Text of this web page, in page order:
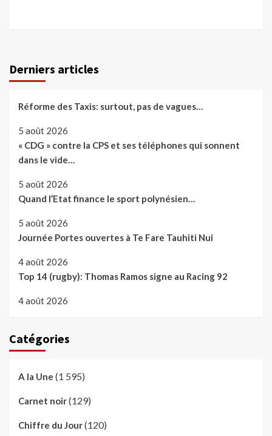
Derniers articles
Réforme des Taxis: surtout, pas de vagues…
5 août 2026
« CDG » contre la CPS et ses téléphones qui sonnent
dans le vide…
5 août 2026
Quand l’Etat finance le sport polynésien…
5 août 2026
Journée Portes ouvertes à Te Fare Tauhiti Nui
4 août 2026
Top 14 (rugby): Thomas Ramos signe au Racing 92
4 août 2026
Catégories
A la Une (1 595)
Carnet noir(129)
Chiffre du Jour(120)